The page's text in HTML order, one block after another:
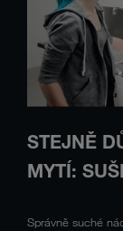
STEJNĚ
MYTÍ:
Správně suché